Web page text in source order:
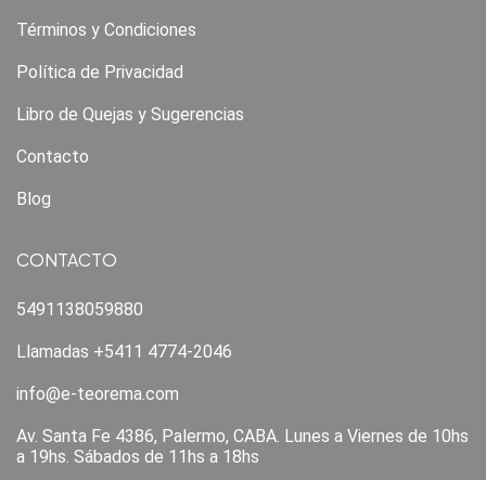
Términos y Condiciones
Política de Privacidad
Libro de Quejas y Sugerencias
Contacto
Blog
CONTACTO
5491138059880
Llamadas +5411 4774-2046
info@e-teorema.com
Av. Santa Fe 4386, Palermo, CABA. Lunes a Viernes de 10hs
a 19hs. Sábados de 11hs a 18hs